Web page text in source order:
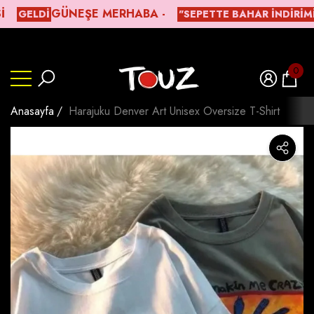
GELDİㅤGÜNEŞE MERHABA - "SEPETTE BAHAR İNDIRIMI"
0
0
ürün
Anasayfa Harajuku Denver Art Unisex Oversize T-Shirt